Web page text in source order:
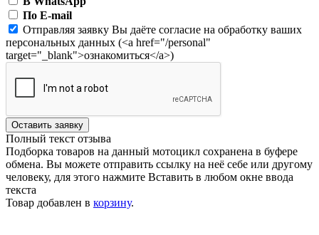
По E-mail
Отправляя заявку Вы даёте согласие на обработку ваших
персональных данных (<a href="/personal"
target="_blank">ознакомиться</a>)
Оставить заявку
Полный текст отзыва
Подборка товаров на данный мотоцикл сохранена в буфере
обмена. Вы можете отправить ссылку на неё себе или другому
человеку, для этого нажмите Вставить в любом окне ввода
текста
Товар добавлен в корзину.